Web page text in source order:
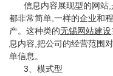
信息内容展现型的网站
都非常简单,一样的企业和
产。这种类的无锡网站建设
息内容,把公司的经营范围
单信息。
3、模式型